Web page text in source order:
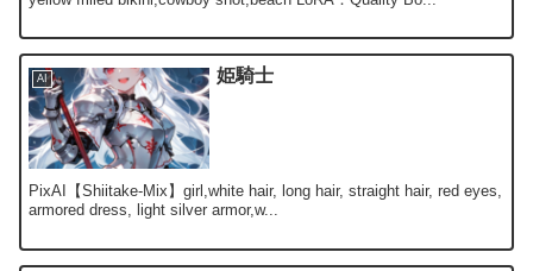
AI 姫騎士
PixAI【Shiitake-Mix】girl,white hair, long hair, straight hair, red eyes,
armored dress, light silver armor,w...